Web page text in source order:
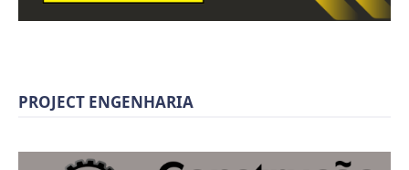
PROJECT ENGENHARIA